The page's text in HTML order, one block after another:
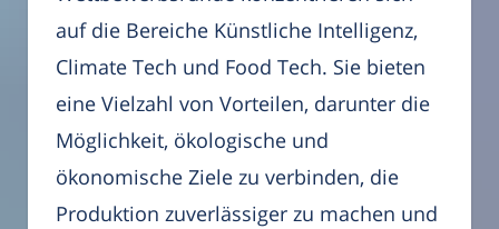
auf die Bereiche Künstliche Intelligenz,
Climate Tech und Food Tech. Sie bieten
eine Vielzahl von Vorteilen, darunter die
Möglichkeit, ökologische und
ökonomische Ziele zu verbinden, die
Produktion zuverlässiger zu machen und